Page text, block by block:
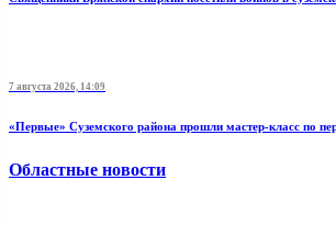
7 августа 2026, 14:09
«Первые» Суземского района прошли мастер-класс по
Областные новости